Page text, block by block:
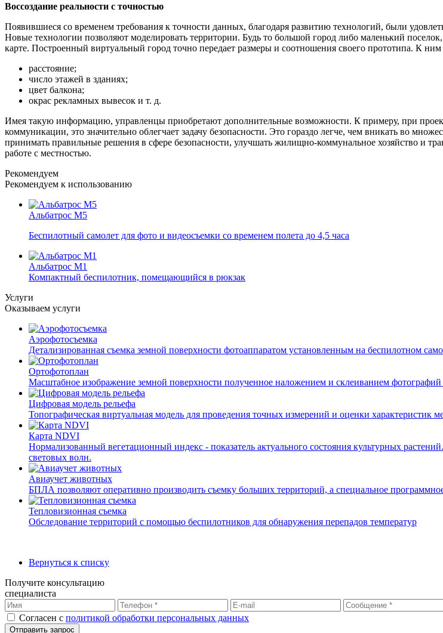
Воссоздание реальности с точностью
Появившиеся со временем требования к точности данных, благодаря развитию технологий, были
Новые технологии позволяют моделировать территории. Будь то большой город либо маленький
карте. Построенный виртуальный город точно передает размеры и соотношения своего прототипа. К ним
расстояние;
число этажей в зданиях;
цвет балкона;
окрас рекламных вывесок и т. д.
Имея такую информацию, управленцы приобретают дополнительные возможности. К примеру, при
коммуникации, это значительно облегчает задачу безопасности. Это гораздо легче, чем вникать во
принимать правильные решения в сфере безопасности, улучшать жилищно-коммунальное хозяйство и
работе с местностью.
Рекомендуем
Рекомендуем к использованию
Альбатрос М5
Беспилотный самолет для фото и видеосъемки со временем полета до 4,5 часа
Альбатрос М1
Компактный беспилотник, помещающийся в рюкзак
Услуги
Оказываем услуги
Аэрофотосъемка
Детализированная съемка земной поверхности фотоаппаратом установленным на беспилотном
Ортофотоплан
Масштабное изображение земной поверхности полученное наложением и склеиванием фотографий
Цифровая модель рельефа
Топографическая виртуальная модель для проведения точных измерений и оценки характеристик
Карта NDVI
Нормализованный вегетационный индекс - показатель актуального состояния культурных
световых волн.
Авиаучет животных
БПЛА позволяют оперативно производить съемку больших территорий, а специальное
Тепловизионная съемка
Обследование территорий с помощью беспилотников для обнаружения перепадов температур
Вернуться к списку
Получите консультацию
специалиста
Согласен с политикой обработки персональных данных